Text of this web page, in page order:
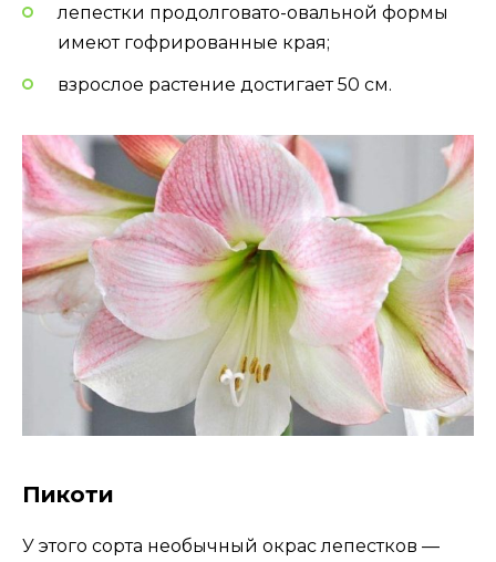
лепестки продолговато-овальной формы
имеют гофрированные края;
взрослое растение достигает 50 см.
Пикоти
У этого сорта необычный окрас лепестков —